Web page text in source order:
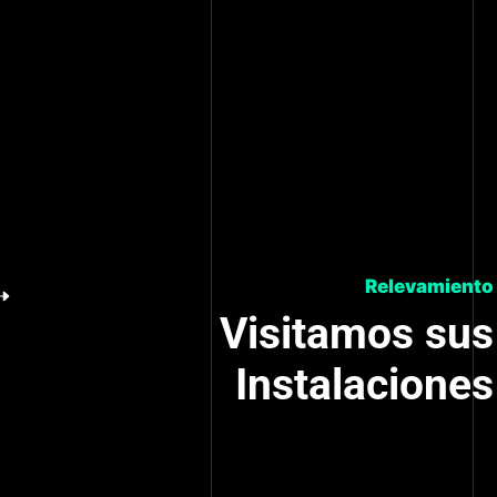
Propuesta Comercial
Realizamosuna
Propuesta Comercial y